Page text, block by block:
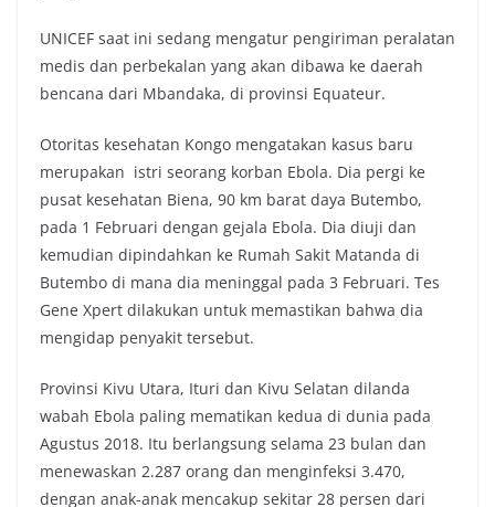
UNICEF saat ini sedang mengatur pengiriman peralatan
medis dan perbekalan yang akan dibawa ke daerah
bencana dari Mbandaka, di provinsi Equateur.
Otoritas kesehatan Kongo mengatakan kasus baru
merupakan istri seorang korban Ebola. Dia pergi ke
pusat kesehatan Biena, 90 km barat daya Butembo,
pada 1 Februari dengan gejala Ebola. Dia diuji dan
kemudian dipindahkan ke Rumah Sakit Matanda di
Butembo di mana dia meninggal pada 3 Februari. Tes
Gene Xpert dilakukan untuk memastikan bahwa dia
mengidap penyakit tersebut.
Provinsi Kivu Utara, Ituri dan Kivu Selatan dilanda
wabah Ebola paling mematikan kedua di dunia pada
Agustus 2018. Itu berlangsung selama 23 bulan dan
menewaskan 2.287 orang dan menginfeksi 3.470,
dengan anak-anak mencakup sekitar 28 persen dari